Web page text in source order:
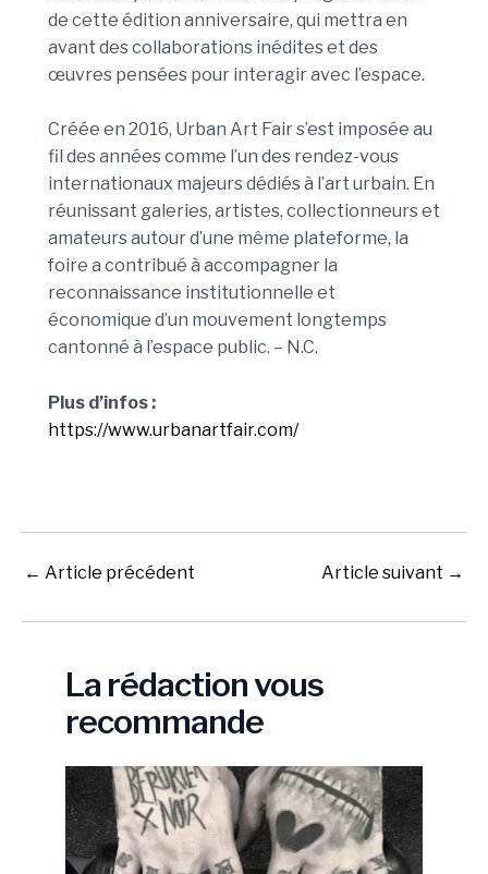
de cette édition anniversaire, qui mettra en
avant des collaborations inédites et des
œuvres pensées pour interagir avec l’espace.
Créée en 2016, Urban Art Fair s’est imposée au
fil des années comme l’un des rendez-vous
internationaux majeurs dédiés à l’art urbain. En
réunissant galeries, artistes, collectionneurs et
amateurs autour d’une même plateforme, la
foire a contribué à accompagner la
reconnaissance institutionnelle et
économique d’un mouvement longtemps
cantonné à l’espace public. – N.C.
Plus d’infos :
https://www.urbanartfair.com/
← Article précédent Article suivant →
La rédaction vous
recommande